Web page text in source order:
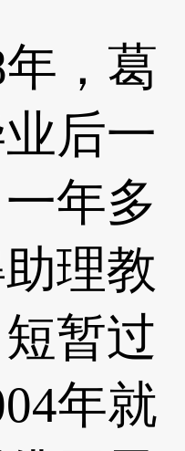
，葛
后一
年多
理教
暂过
年就